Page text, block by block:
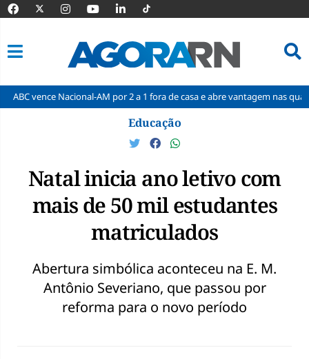
AM por 2 a 1 fora de casa e abre vantagem nas quartas
Educação
Natal inicia ano letivo com
mais de 50 mil estudantes
matriculados
Abertura simbólica aconteceu na E. M.
Antônio Severiano, que passou por
reforma para o novo período